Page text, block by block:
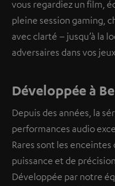
vous regardiez un film,
pleine session gaming,
avec clarté – jusqu’à la
adversaires dans vos
Développée à
Depuis des années, la
performances audio
Rares sont les
puissance et de
Développée par notre